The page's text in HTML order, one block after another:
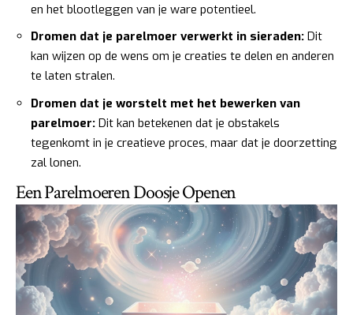
en het blootleggen van je ware potentieel.
Dromen dat je parelmoer verwerkt in sieraden: Dit
kan wijzen op de wens om je creaties te delen en anderen
te laten stralen.
Dromen dat je worstelt met het bewerken van
parelmoer: Dit kan betekenen dat je obstakels
tegenkomt in je creatieve proces, maar dat je doorzetting
zal lonen.
Een Parelmoeren Doosje Openen